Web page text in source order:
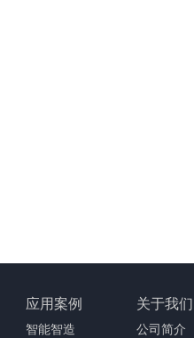
应用案例
智能智造
关于我们
公司简介